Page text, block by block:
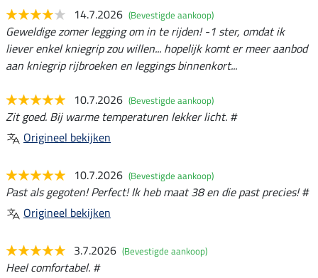
14.7.2026 (Bevestigde aankoop)
Geweldige zomer legging om in te rijden! -1 ster, omdat ik
liever enkel kniegrip zou willen... hopelijk komt er meer aanbod
aan kniegrip rijbroeken en leggings binnenkort...
10.7.2026 (Bevestigde aankoop)
Zit goed. Bij warme temperaturen lekker licht. #
Origineel bekijken
10.7.2026 (Bevestigde aankoop)
Past als gegoten! Perfect! Ik heb maat 38 en die past precies! #
Origineel bekijken
3.7.2026 (Bevestigde aankoop)
Heel comfortabel. #